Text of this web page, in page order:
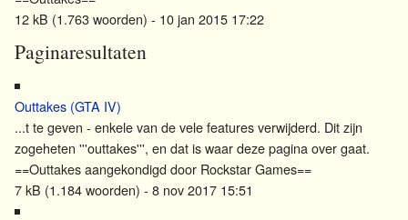
12 kB (1.763 woorden) - 10 jan 2015 17:22
Paginaresultaten
Outtakes (GTA IV)
...t te geven - enkele van de vele features verwijderd. Dit zijn
zogeheten '''outtakes''', en dat is waar deze pagina over gaat.
==Outtakesaangekondigd door Rockstar Games==
7 kB (1.184 woorden) - 8 nov 2017 15:51